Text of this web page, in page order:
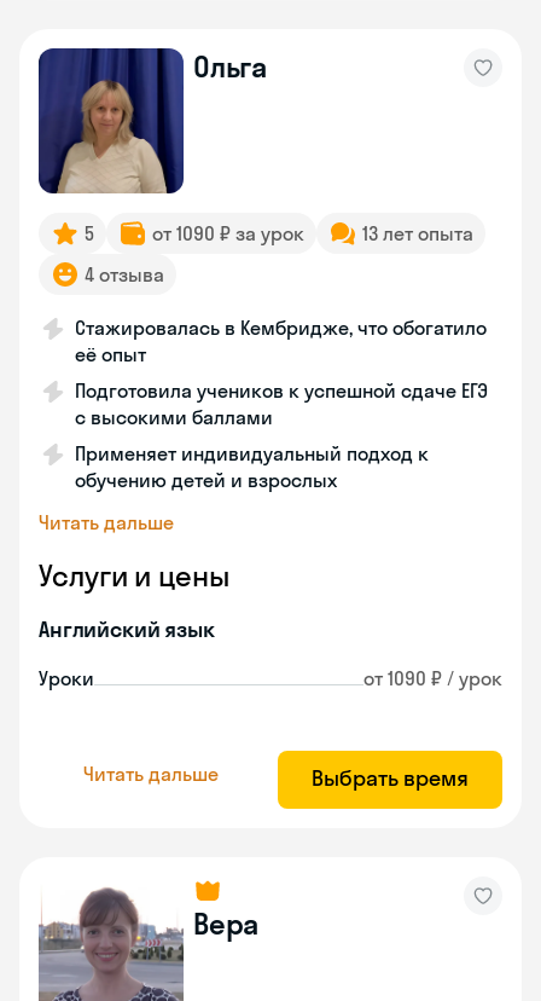
Ольга
5 от 1090 ₽ за урок
13 лет опыта
4 отзыва
Стажировалась в Кембридже, что обогатило
её опыт
Подготовила учеников к успешной сдаче ЕГЭ
с высокими баллами
Применяет индивидуальный подход к
обучению детей и взрослых
Читать дальше
Услуги и цены
Английский язык
Уроки от 1090 ₽ / урок
Читать дальше Выбрать время
Вера